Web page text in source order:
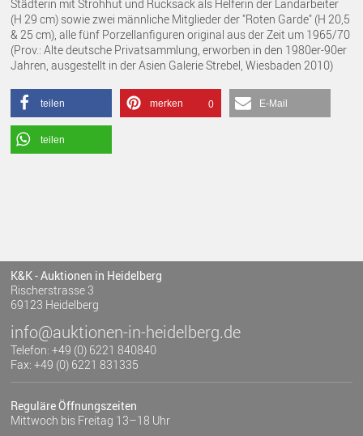
Städterin mit Strohhut und Rucksack als Helferin der Landarbeiter
(H 29 cm) sowie zwei männliche Mitglieder der "Roten Garde" (H 20,5
& 25 cm), alle fünf Porzellanfiguren original aus der Zeit um 1965/70
(Prov.: Alte deutsche Privatsammlung, erworben in den 1980er-90er
Jahren, ausgestellt in der Asien Galerie Strebel, Wiesbaden 2010)
teilen merken 0 E-Mail
teilen
K&K - Auktionen in Heidelberg
Rischerstrasse 3
69123 Heidelberg
info@auktionen-in-heidelberg.de
Telefon: +49 (0) 6221 840840
Fax: +49 (0) 6221 831335
Reguläre Öffnungszeiten
Mittwoch bis Freitag 13–18 Uhr